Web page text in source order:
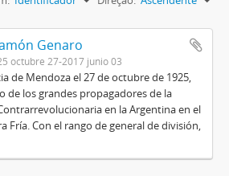
Genaro
octubre 27-2017 junio 03
de Mendoza el 27 de octubre de 1925,
de los grandes propagadores de la
en la Argentina en el
Fría. Con el rango de general de división,